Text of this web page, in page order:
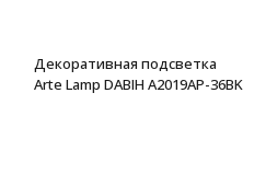
Декоративная подсветка
Arte Lamp DABIH A2019AP-36BK